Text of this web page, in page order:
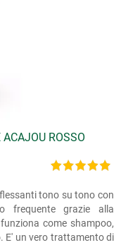
ROSSO
tono su tono con
frequente grazie alla
come shampoo,
E' un vero trattamento di